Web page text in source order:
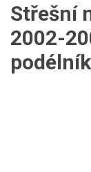
Střešní
2002-